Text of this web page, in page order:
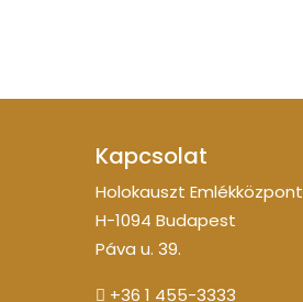
Kapcsolat
Holokauszt Emlékközpont
H-1094 Budapest
Páva u. 39.
+36 1 455-3333